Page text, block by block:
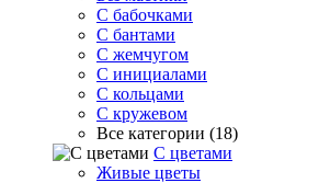
С бабочками
С бантами
С жемчугом
С инициалами
С кольцами
С кружевом
Все категории (18)
С цветами
Живые цветы